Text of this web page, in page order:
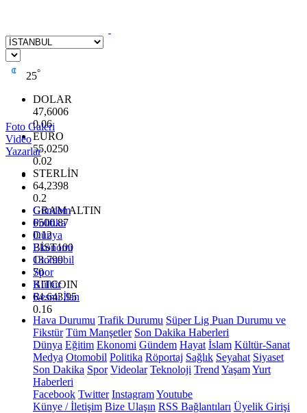
25°
DOLAR
47,6006
0.06
EURO
55,0250
0.02
STERLİN
64,2398
0.2
GRAM ALTIN
6500.87
0.12
BİST100
13.799
70
BITCOIN
64.643,95
0.16
Foto Galeri
Video
Yazarlar
Gündem
Politika
Dünya
Ekonomi
Otomobil
Spor
Kültür
Resmi İlan
Hava Durumu Trafik Durumu Süper Lig Puan Durumu ve
Fikstür Tüm Manşetler Son Dakika Haberleri
Dünya Eğitim Ekonomi Gündem Hayat İslam Kültür-Sanat
Medya Otomobil Politika Röportaj Sağlık Seyahat Siyaset
Son Dakika Spor Videolar Teknoloji Trend YaşamYurt
Haberleri
Facebook Twitter InstagramYoutube
Künye / İletişim Bize Ulaşın RSS Bağlantıları Üyelik Girişi